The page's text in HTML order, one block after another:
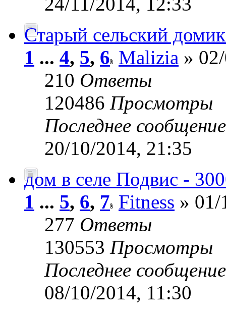
Старый сельский
1 ... 4, 5, 6 Malizia »
210 Ответы
120486 Просмотры
Последнее
20/10/2014, 21:35
дом в селе Подвис -
1 ... 5, 6, 7 Fitness » 01/
277 Ответы
130553 Просмотры
Последнее
08/10/2014, 11:30